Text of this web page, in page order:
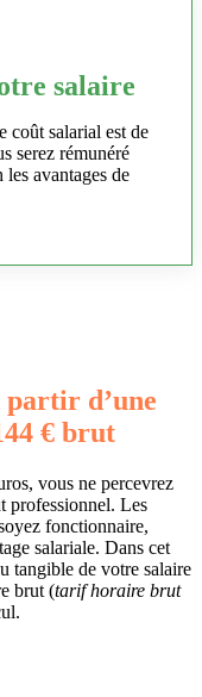
salaire
coût salarial est de
serez rémunéré
avantages de
partir d’une
€ brut
vous ne percevrez
professionnel. Les
fonctionnaire,
salariale. Dans cet
tangible de votre salaire
brut (tarif horaire brut